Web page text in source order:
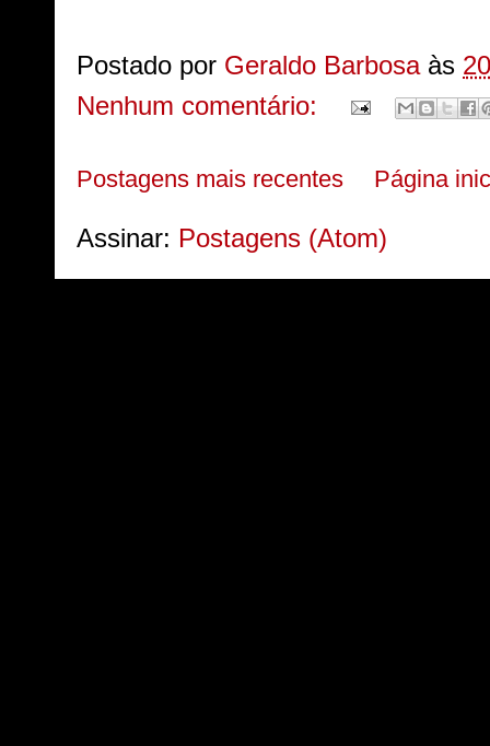
Postado por Geraldo Barbosa às
Nenhum comentário:
Postagens mais recentes Página
Assinar: Postagens (Atom)